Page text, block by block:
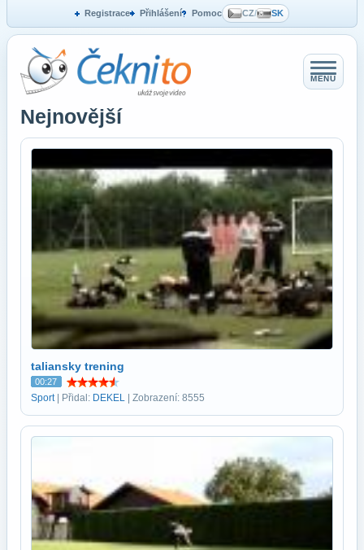
Registrace Přihlášení Pomoc CZ/ SK
MENU
Nejnovější
taliansky trening
00:27
Sport| Přidal: DEKEL | Zobrazení: 8555